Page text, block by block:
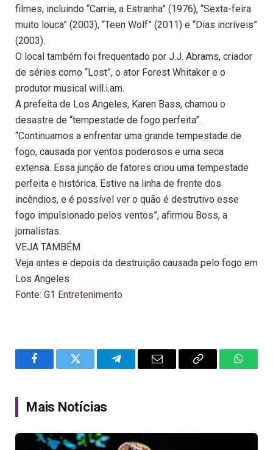
filmes, incluindo “Carrie, a Estranha” (1976), “Sexta-feira
muito louca” (2003), “Teen Wolf” (2011) e “Dias incríveis”
(2003).
O local também foi frequentado por J.J. Abrams, criador
de séries como “Lost”, o ator Forest Whitaker e o
produtor musical will.i.am.
A prefeita de Los Angeles, Karen Bass, chamou o
desastre de “tempestade de fogo perfeita”.
“Continuamos a enfrentar uma grande tempestade de
fogo, causada por ventos poderosos e uma seca
extensa. Essa junção de fatores criou uma tempestade
perfeita e histórica. Estive na linha de frente dos
incêndios, e é possível ver o quão é destrutivo esse
fogo impulsionado pelos ventos”, afirmou Boss, a
jornalistas.
VEJA TAMBÉM
Veja antes e depois da destruição causada pelo fogo em
Los Angeles
Fonte: G1 Entretenimento
FacebookTwitter TelegramEmail
Copy
Mais Notícias